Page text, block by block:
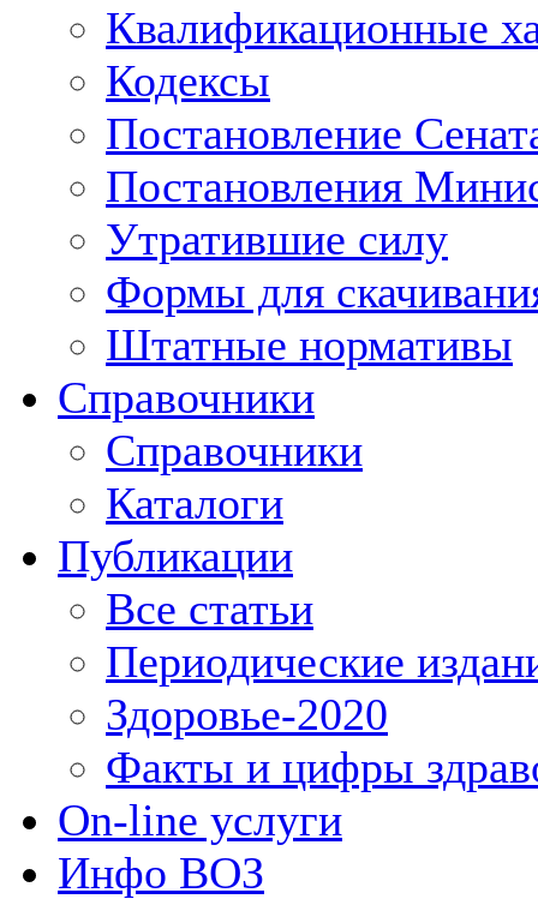
Квалификационные
Кодексы
Постановление
Постановления
Утратившие силу
Формы для
Штатные нормативы
Справочники
Справочники
Каталоги
Публикации
Все статьи
Периодические
Здоровье-2020
Факты и цифры
On-line услуги
Инфо ВОЗ